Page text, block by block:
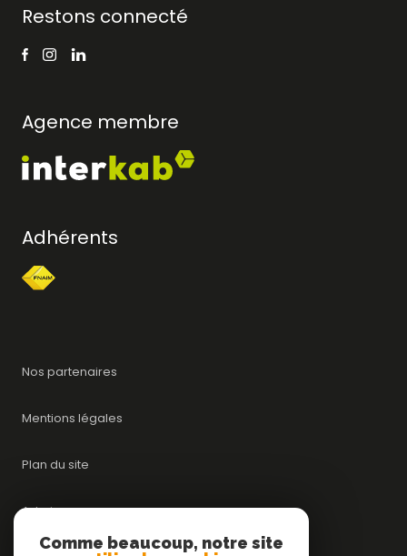
Restons connecté
Agence membre
Adhérents
Nos partenaires
Mentions légales
Plan du site
Admin
Comme beaucoup, notre site